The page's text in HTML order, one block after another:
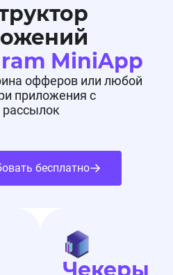
MiniApp
офферов или любой
приложения с
бесплатно
Чекеры